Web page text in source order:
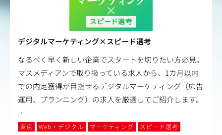
デジタルマーケティング×スピード選考
なるべく早く新しい企業でスタートを切りたい方必見。
マスメディアンで取り扱っている求人から、1カ月以内
での内定獲得が目指せるデジタルマーケティング（広告
運用、プランニング）の求人を厳選してご紹介します。
…
東京 Web・デジタル マーケティング スピード選考